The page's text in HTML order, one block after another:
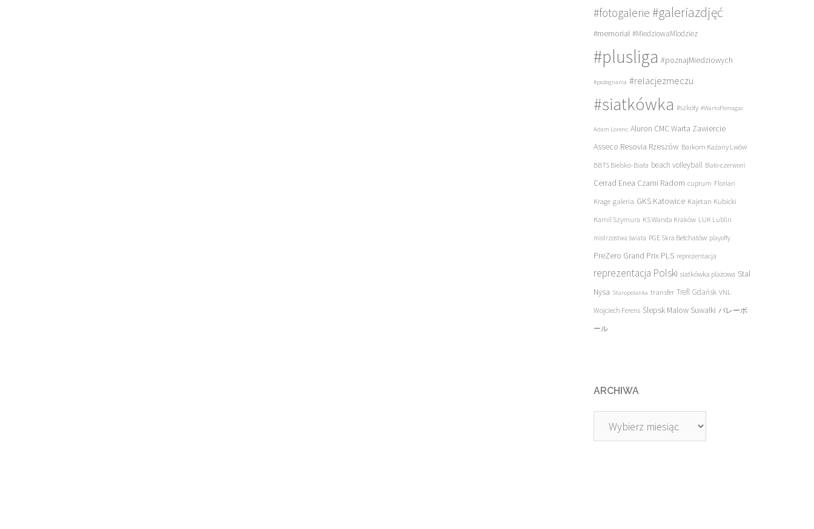
#fotogalerie #galeriazdjęć
#memoriał #MiedziowaMlodziez
#plusliga #poznajMiedziowych
#pożegnania #relacjezmeczu
#siatkówka #szkoły #WartoPomagac
Adam Lorenc Aluron CMC Warta Zawiercie
Asseco Resovia Rzeszów Barkom Każany Lwów
BBTS Bielsko-Biała beach volleyball Biało-czerwoni
Cerrad Enea Czarni Radom cuprum Florian
Krage galeria GKS Katowice Kajetan Kubicki
Kamil Szymura KS Wanda Kraków LUK Lublin
mistrzostwa świata PGE Skra Bełchatów playoffy
PreZero Grand Prix PLS reprezentacja
reprezentacja Polski siatkówka plażowa Stal
Nysa Staropolanka transfer Trefl Gdańsk VNL
Wojciech Ferens Ślepsk Malow Suwałki バレーボ
ール
ARCHIWA
Archiwa